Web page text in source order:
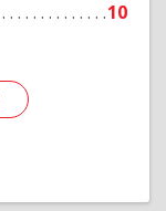
10
Подробнее